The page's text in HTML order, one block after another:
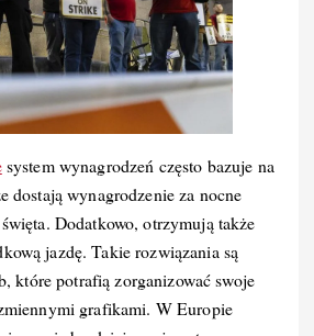
system wynagrodzeń często bazuje na
dostają wynagrodzenie za nocne
Dodatkowo, otrzymują także
jazdę. Takie rozwiązania są
które potrafią zorganizować swoje
grafikami. W Europie